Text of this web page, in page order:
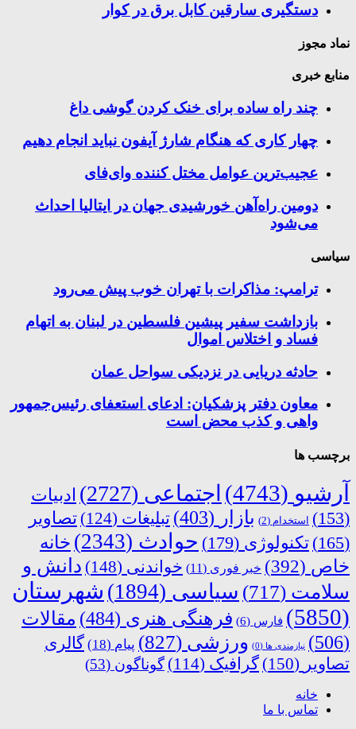
دستگیری سارقین کابل برق در کوار
نماد مجوز
منابع خبری
چند راه‌ ساده برای خنک کردن گوشی داغ
چهار کاری که هنگام شارژ آیفون نباید انجام دهیم
عجیب‌ترین عوامل مختل کننده وای‌فای
دومین راه‌آهن خورشیدی جهان در ایتالیا احداث
می‌شود
سیاسی
ترامپ: مذاکرات با تهران خوب پیش می‌رود
بازداشت سفیر پیشین فلسطین در لبنان به اتهام
فساد و اختلاس اموال
حادثه دریایی در نزدیکی سواحل عمان
معاون دفتر پزشکیان: ادعای استعفای رئیس‌جمهور
واهی و کذب محض است
برچسب ها
آرشیو (4743) اجتماعی (2727)
ادبیات
(153)
استخدام (2) بازار (403) تبلیغات (124)
تصاویر
(165)
تکنولوژی (179) حوادث (2343)
خانه
خاص (392) خبر فوری (11) خواندنی (148)
دانش و
سلامت (717) سیاسی (1894)
شهرستان
(5850)
فارس (6) فرهنگی هنری (484)
مقالات
(506)
نیازمندی ها (0) ورزشی (827) پیام (18)
گالری
تصاویر (150) گرافیک (114) گوناگون (53)
خانه
تماس با ما